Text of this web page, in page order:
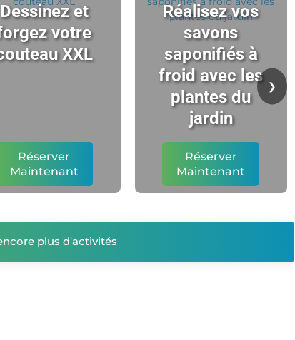
Dessinez et
votre
XXL
Réserver
Maintenant
Réalisez vos
savons
saponifiés à
froid avec les
plantes du
jardin
Réserver
Maintenant
❯
plus d'activités